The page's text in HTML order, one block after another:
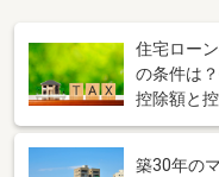
住宅ロー
の条件は
控除額と
築30年の